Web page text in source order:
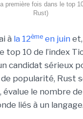
première fois dans le top
Rust)
à la 12ème en juin et,
top 10 de l’index
candidat sérieux
de popularité, Rust
le nombre
liés à un